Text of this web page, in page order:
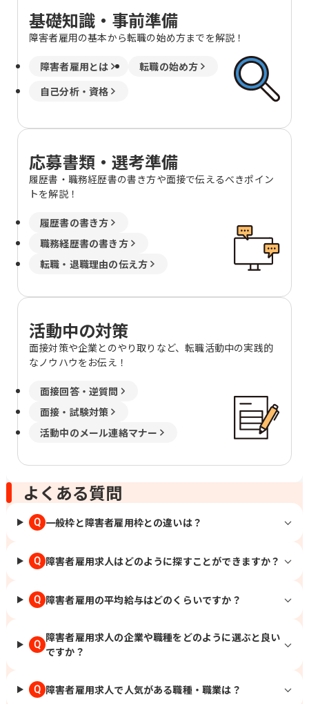
基礎知識・事前準備
障害者雇用の基本から転職の始め方までを解説！
障害者雇用とは
転職の始め方
自己分析・資格
応募書類・選考準備
履歴書・職務経歴書の書き方や面接で伝えるべきポイン
トを解説！
履歴書の書き方
職務経歴書の書き方
転職・退職理由の伝え方
活動中の対策
面接対策や企業とのやり取りなど、転職活動中の実践的
なノウハウをお伝え！
面接回答・逆質問
面接・試験対策
活動中のメール連絡マナー
よくある質問
Q 一般枠と障害者雇用枠との違いは？
Q 障害者雇用求人はどのように探すことができますか？
Q 障害者雇用の平均給与はどのくらいですか？
Q
障害者雇用求人の企業や職種をどのように選ぶと良い
ですか？
Q 障害者雇用求人で人気がある職種・職業は？